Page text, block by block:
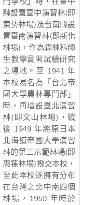
縣設置臺中演習林(即
東勢林場)及台南縣設
置臺南演習林(即新化
林場)，作為森林科師
生教學實習試驗研究
之場地。至 1941 年
本校易名為「台北帝
國大學農林專門部」
時，再增設臺北演習
林(即文山林場)，戰
後 1949 年將原日本
北海道帝國大學演習
林的第三示範林場(即
惠蓀林場)撥交本校，
至此本校遂擁有分布
在台灣之北中南四個
林場，1950 年時於